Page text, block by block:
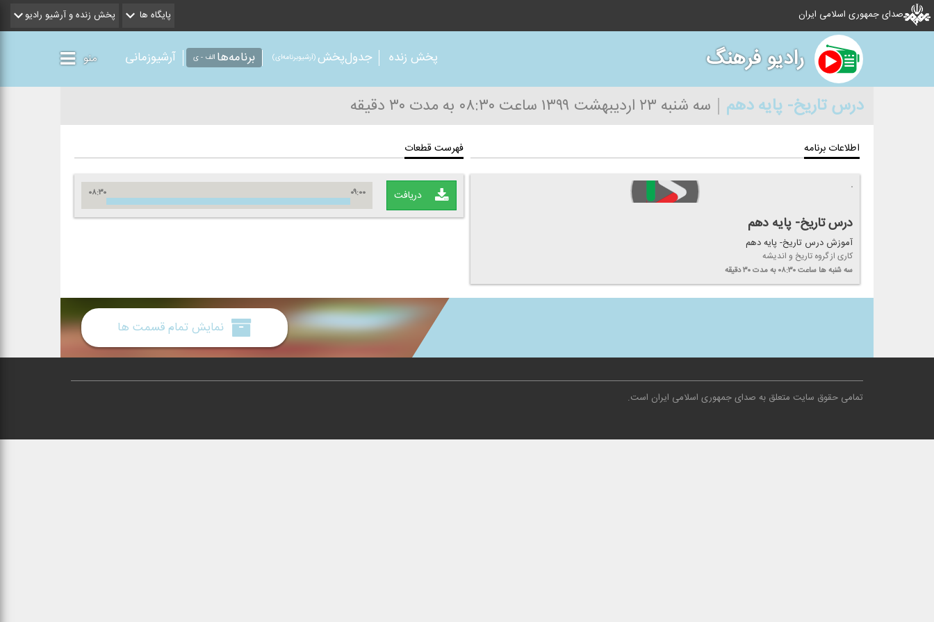
صدای جمهوری اسلامی ایران پایگاه ها پخش زنده و آرشیو رادیو
رادیو فرهنگ پخش زنده جدول‌پخش (آرشیو‌برنامه‌ای) برنامه‌ها الف - ی آرشیوزمانی منو
درس تاریخ- پایه دهم سه شنبه ۲۳ اردیبهشت ۱۳۹۹ ساعت ۰۸:۳۰ به مدت ۳۰ دقیقه
اطلاعات برنامه
درس تاریخ- پایه دهم
آموزش درس تاریخ- پایه دهم
كاری از گروه تاریخ و اندیشه
سه شنبه ها ساعت ۰۸:۳۰ به مدت ۳۰ دقیقه
فهرست قطعات
دریافت ۰۸:۳۰ ۰۹:۰۰
نمایش تمام قسمت ها
تمامی حقوق سایت متعلق به صدای جمهوری اسلامی ایران است.